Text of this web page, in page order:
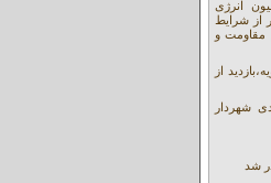
انرژی
از شرایط
و
از
شهردار
شد